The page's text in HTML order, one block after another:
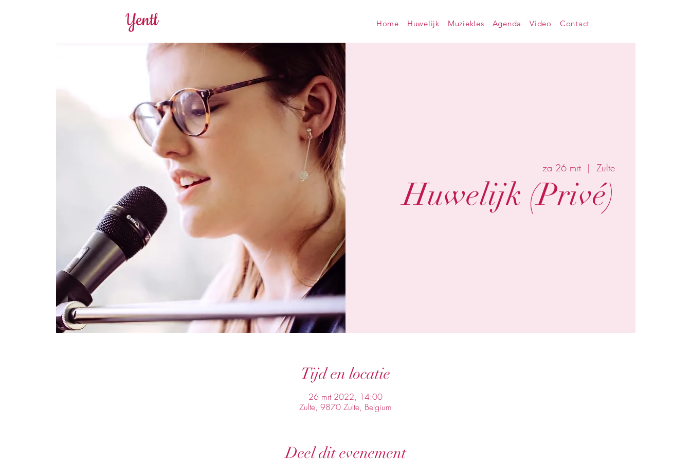
Yentl Home Huwelijk Muziekles Agenda Video Contact
za 26 mrt
  |
Zulte
Huwelijk (Privé)
Tijd en locatie
26 mrt 2022, 14:00
Zulte, 9870 Zulte, Belgium
Deel dit evenement